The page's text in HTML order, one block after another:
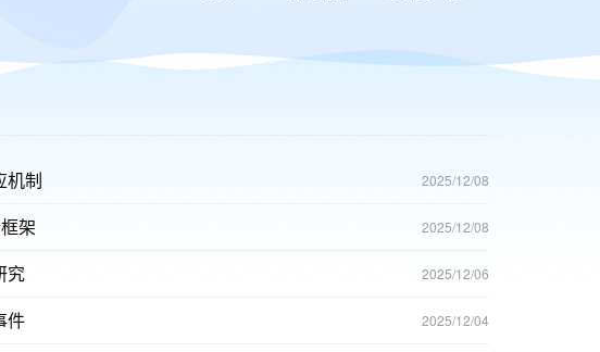
2025/12/08
机制
2025/12/08
架
2025/12/06
究
2025/12/04
件